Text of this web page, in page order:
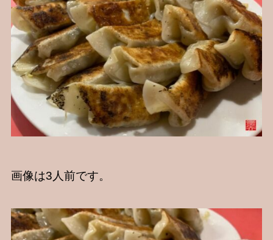
画像は3人前です。